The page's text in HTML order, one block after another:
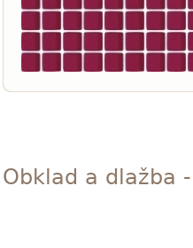
Obklad a dlažba -